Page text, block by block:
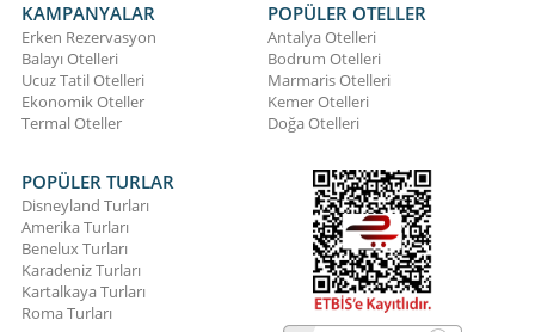
KAMPANYALAR
Erken Rezervasyon
Balayı Otelleri
Ucuz Tatil Otelleri
Ekonomik Oteller
Termal Oteller
POPÜLER OTELLER
Antalya Otelleri
Bodrum Otelleri
Marmaris Otelleri
Kemer Otelleri
Doğa Otelleri
POPÜLER TURLAR
Disneyland Turları
Amerika Turları
Benelux Turları
Karadeniz Turları
Kartalkaya Turları
Roma Turları